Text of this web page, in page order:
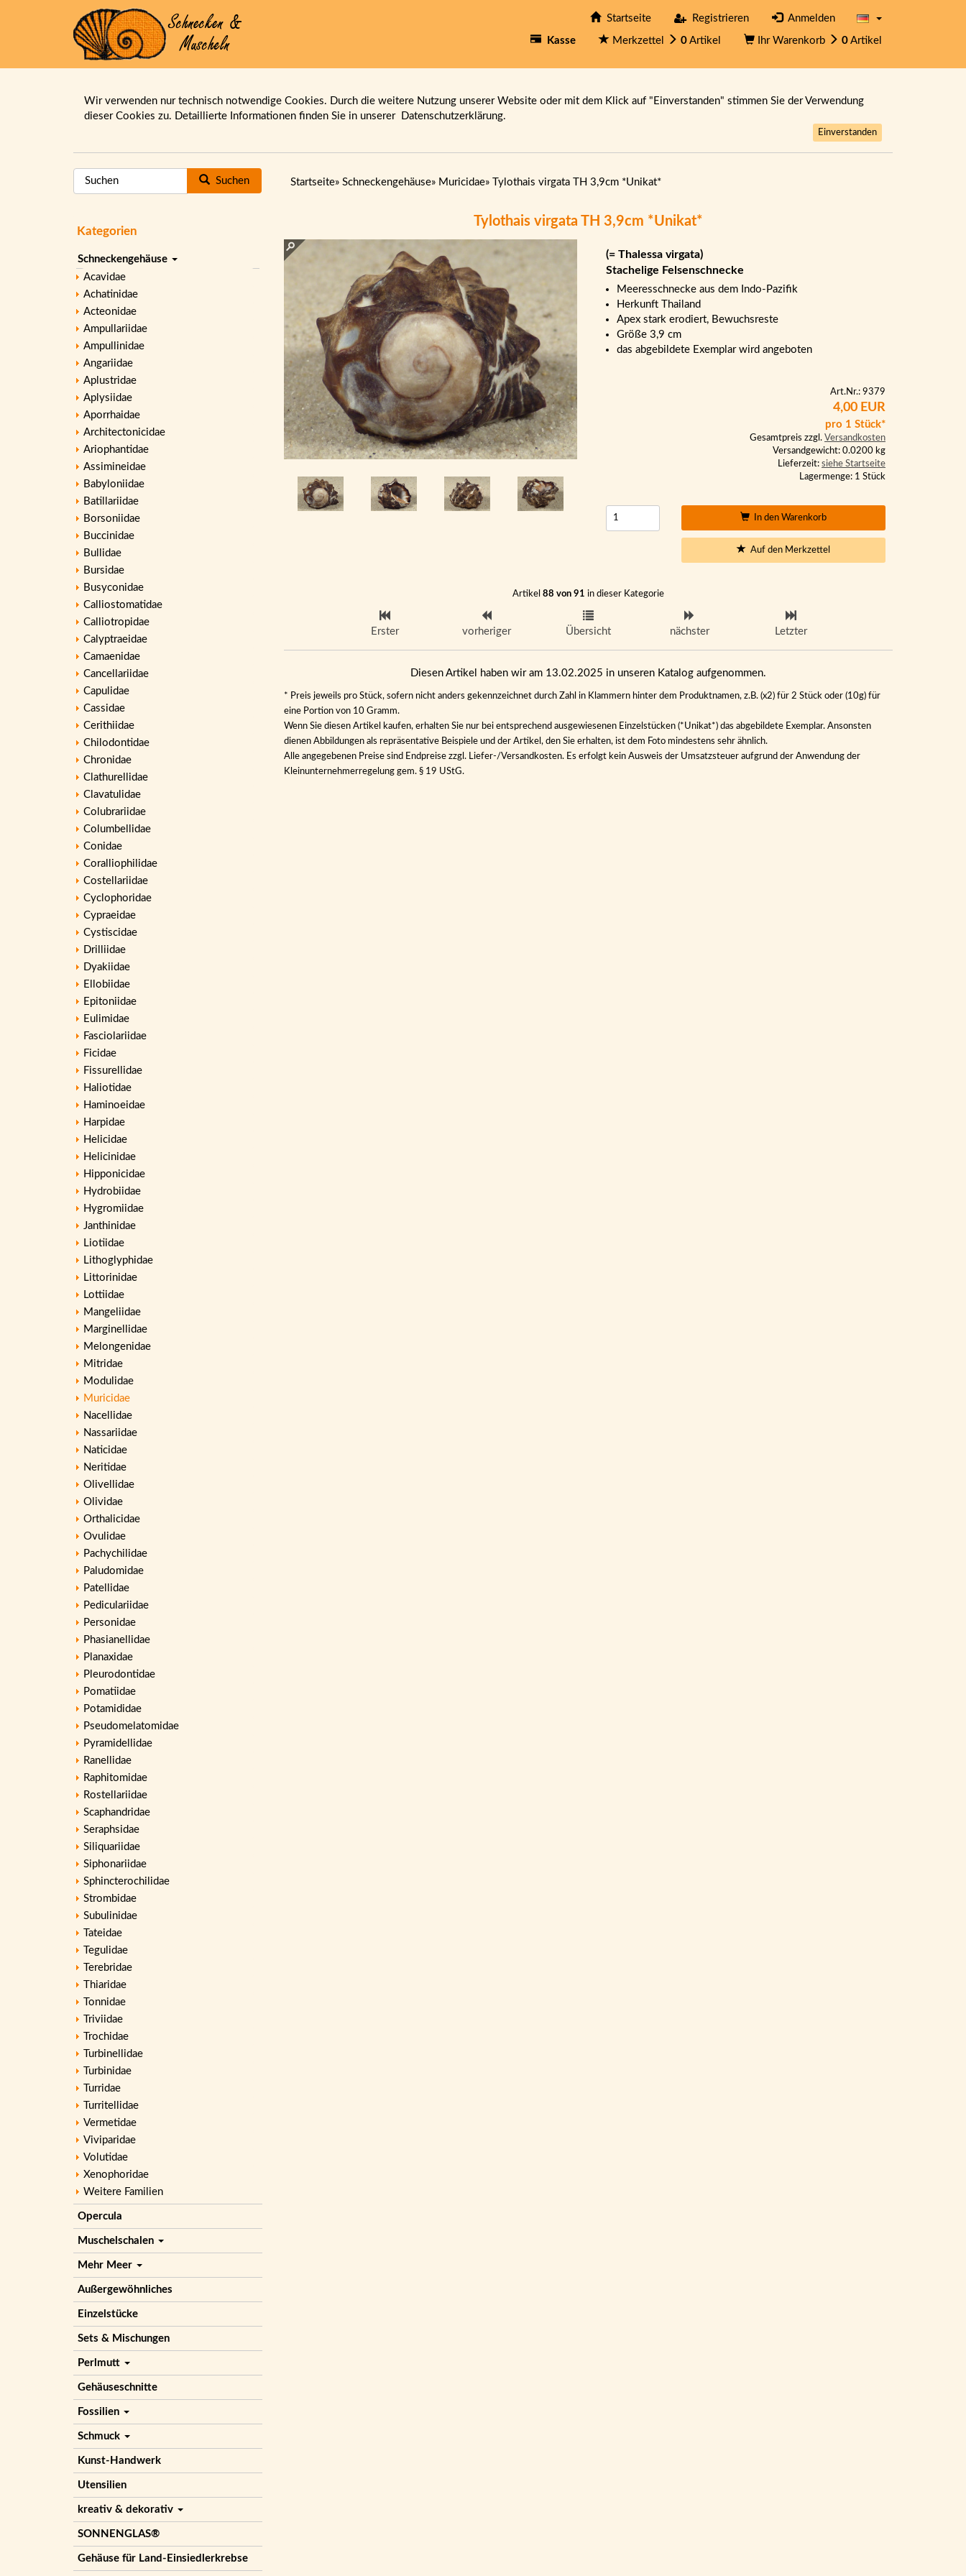
Startseite Registrieren Anmelden
Kasse Merkzettel 0 Artikel Ihr Warenkorb 0 Artikel
Wir verwenden nur technisch notwendige Cookies. Durch die weitere Nutzung unserer Website oder mit dem Klick auf "Einverstanden" stimmen Sie der Verwendung
dieser Cookies zu. Detaillierte Informationen finden Sie in unserer Datenschutzerklärung.
Einverstanden
Suchen
Kategorien
Schneckengehäuse
Acavidae
Achatinidae
Acteonidae
Ampullariidae
Ampullinidae
Angariidae
Aplustridae
Aplysiidae
Aporrhaidae
Architectonicidae
Ariophantidae
Assimineidae
Babyloniidae
Batillariidae
Borsoniidae
Buccinidae
Bullidae
Bursidae
Busyconidae
Calliostomatidae
Calliotropidae
Calyptraeidae
Camaenidae
Cancellariidae
Capulidae
Cassidae
Cerithiidae
Chilodontidae
Chronidae
Clathurellidae
Clavatulidae
Colubrariidae
Columbellidae
Conidae
Coralliophilidae
Costellariidae
Cyclophoridae
Cypraeidae
Cystiscidae
Drilliidae
Dyakiidae
Ellobiidae
Epitoniidae
Eulimidae
Fasciolariidae
Ficidae
Fissurellidae
Haliotidae
Haminoeidae
Harpidae
Helicidae
Helicinidae
Hipponicidae
Hydrobiidae
Hygromiidae
Janthinidae
Liotiidae
Lithoglyphidae
Littorinidae
Lottiidae
Mangeliidae
Marginellidae
Melongenidae
Mitridae
Modulidae
Muricidae
Nacellidae
Nassariidae
Naticidae
Neritidae
Olivellidae
Olividae
Orthalicidae
Ovulidae
Pachychilidae
Paludomidae
Patellidae
Pediculariidae
Personidae
Phasianellidae
Planaxidae
Pleurodontidae
Pomatiidae
Potamididae
Pseudomelatomidae
Pyramidellidae
Ranellidae
Raphitomidae
Rostellariidae
Scaphandridae
Seraphsidae
Siliquariidae
Siphonariidae
Sphincterochilidae
Strombidae
Subulinidae
Tateidae
Tegulidae
Terebridae
Thiaridae
Tonnidae
Triviidae
Trochidae
Turbinellidae
Turbinidae
Turridae
Turritellidae
Vermetidae
Viviparidae
Volutidae
Xenophoridae
Weitere Familien
Opercula
Muschelschalen
Mehr Meer
Außergewöhnliches
Einzelstücke
Sets & Mischungen
Perlmutt
Gehäuseschnitte
Fossilien
Schmuck
Kunst-Handwerk
Utensilien
kreativ & dekorativ
SONNENGLAS®
Gehäuse für Land-Einsiedlerkrebse
Startseite» Schneckengehäuse» Muricidae» Tylothais virgata TH 3,9cm *Unikat*
Tylothais virgata TH 3,9cm *Unikat*
(= Thalessa virgata)
Stachelige Felsenschnecke
Meeresschnecke aus dem Indo-Pazifik
Herkunft Thailand
Apex stark erodiert, Bewuchsreste
Größe 3,9 cm
das abgebildete Exemplar wird angeboten
Art.Nr.: 9379
4,00 EUR
pro 1 Stück*
Gesamtpreis zzgl. Versandkosten
Versandgewicht: 0.0200 kg
Lieferzeit: siehe Startseite
Lagermenge: 1 Stück
In den Warenkorb
Auf den Merkzettel
Artikel 88 von 91 in dieser Kategorie
Erster vorheriger Übersicht nächster Letzter
Diesen Artikel haben wir am 13.02.2025 in unseren Katalog aufgenommen.
* Preis jeweils pro Stück, sofern nicht anders gekennzeichnet durch Zahl in Klammern hinter dem Produktnamen, z.B. (x2) für 2 Stück oder (10g) für
eine Portion von 10 Gramm.
Wenn Sie diesen Artikel kaufen, erhalten Sie nur bei entsprechend ausgewiesenen Einzelstücken (*Unikat*) das abgebildete Exemplar. Ansonsten
dienen Abbildungen als repräsentative Beispiele und der Artikel, den Sie erhalten, ist dem Foto mindestens sehr ähnlich.
Alle angegebenen Preise sind Endpreise zzgl. Liefer-/Versandkosten. Es erfolgt kein Ausweis der Umsatzsteuer aufgrund der Anwendung der
Kleinunternehmerregelung gem. § 19 UStG.